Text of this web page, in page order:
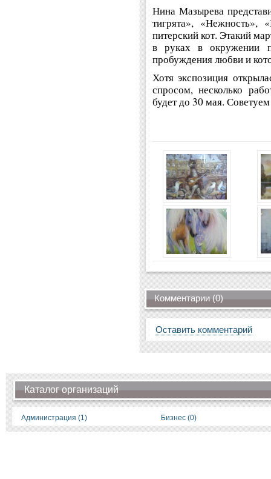
Нина Мазырева
тигрята», «Нежность»,
питерский кот. Этакий
в руках в окружении
пробуждения любви и
Хотя экспозиция
спросом, несколько
будет до 30 мая.
Комментарии (0)
Оставить комментарий
Каталог организаций
Администрация (1) Бизнес (0)